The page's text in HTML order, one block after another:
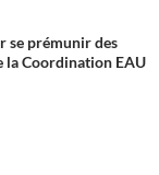
se prémunir des
la Coordination EAU